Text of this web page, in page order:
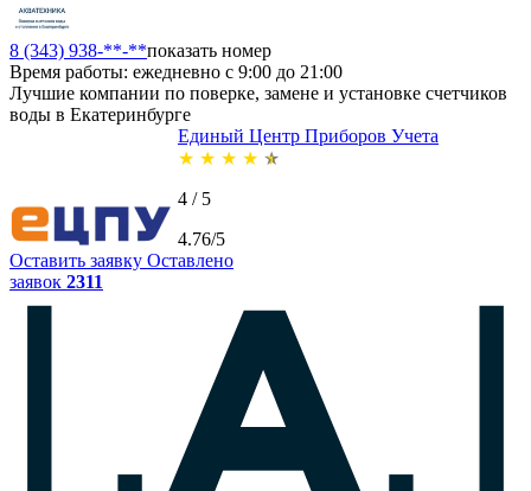
8 (343) 938-**-**показать номер
Время работы: ежедневно с 9:00 до 21:00
Лучшие компании по поверке, замене и установке счетчиков
воды в Екатеринбурге
Единый Центр Приборов Учета
★ ★ ★ ★ ★
4 / 5
4.76/5
Оставить заявку Оставлено
заявок 2311